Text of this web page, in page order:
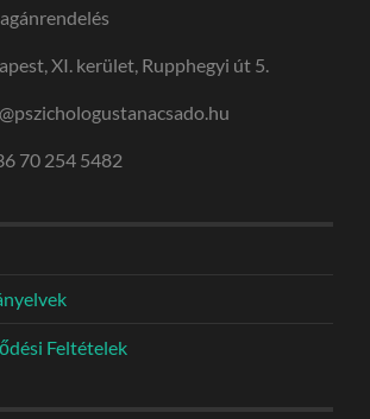
XI. kerület, Rupphegyi út 5.
70 254 5482
Feltételek